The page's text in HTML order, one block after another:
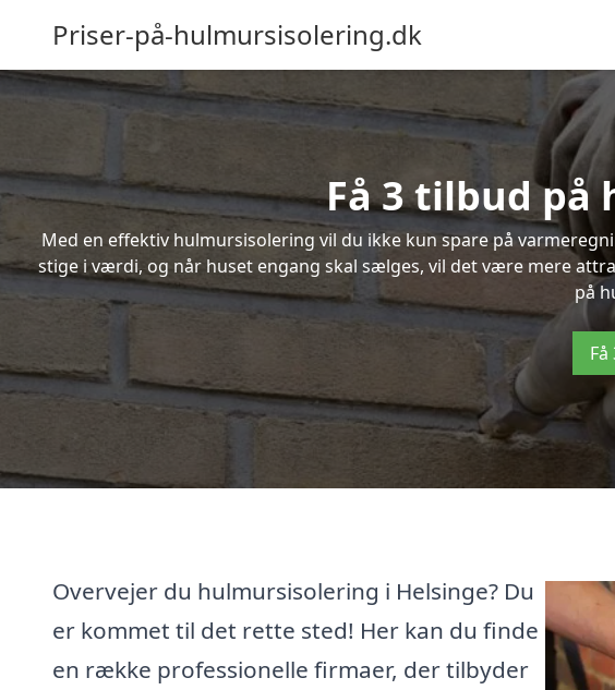
Priser-på-hulmursisolering.dk
Få 3 tilbud på
Med en effektiv hulmursisolering vil du ikke kun spare på
stige i værdi, og når huset engang skal sælges, vil det være mere
på
Overvejer du hulmursisolering i Helsinge? Du
er kommet til det rette sted! Her kan du finde
en række professionelle firmaer, der tilbyder